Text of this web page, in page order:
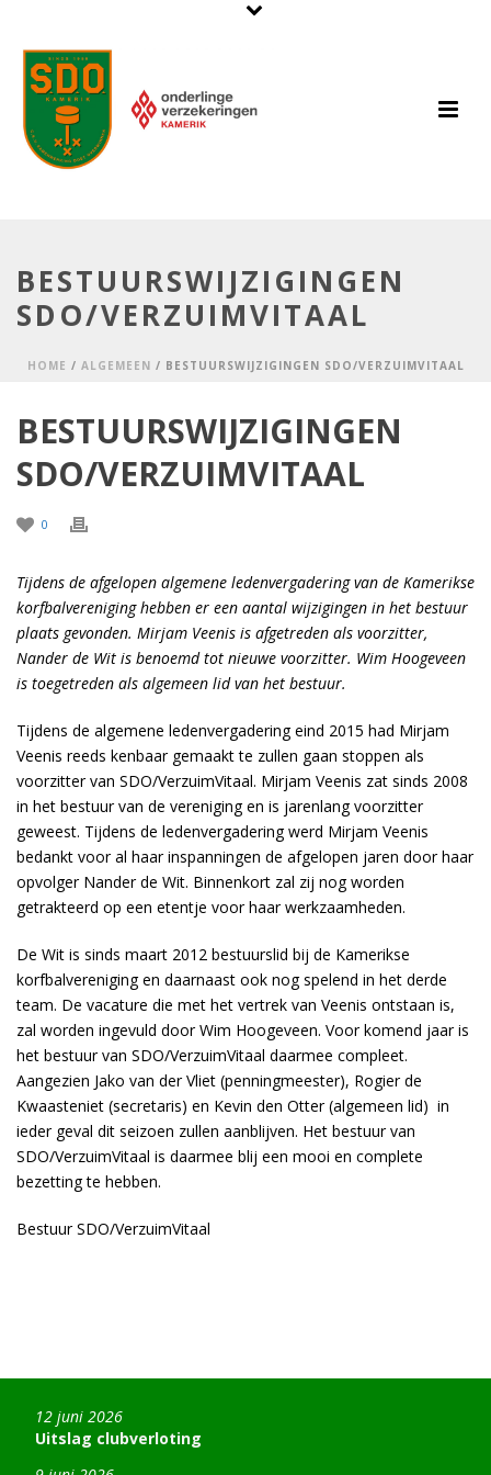
BESTUURSWIJZIGINGEN
SDO/VERZUIMVITAAL
HOME / ALGEMEEN / BESTUURSWIJZIGINGEN SDO/VERZUIMVITAAL
BESTUURSWIJZIGINGEN
SDO/VERZUIMVITAAL
0
Tijdens de afgelopen algemene ledenvergadering van de Kamerikse
korfbalvereniging hebben er een aantal wijzigingen in het bestuur
plaats gevonden. Mirjam Veenis is afgetreden als voorzitter,
Nander de Wit is benoemd tot nieuwe voorzitter. Wim Hoogeveen
is toegetreden als algemeen lid van het bestuur.
Tijdens de algemene ledenvergadering eind 2015 had Mirjam
Veenis reeds kenbaar gemaakt te zullen gaan stoppen als
voorzitter van SDO/VerzuimVitaal. Mirjam Veenis zat sinds 2008
in het bestuur van de vereniging en is jarenlang voorzitter
geweest. Tijdens de ledenvergadering werd Mirjam Veenis
bedankt voor al haar inspanningen de afgelopen jaren door haar
opvolger Nander de Wit. Binnenkort zal zij nog worden
getrakteerd op een etentje voor haar werkzaamheden.
De Wit is sinds maart 2012 bestuurslid bij de Kamerikse
korfbalvereniging en daarnaast ook nog spelend in het derde
team. De vacature die met het vertrek van Veenis ontstaan is,
zal worden ingevuld door Wim Hoogeveen. Voor komend jaar is
het bestuur van SDO/VerzuimVitaal daarmee compleet.
Aangezien Jako van der Vliet (penningmeester), Rogier de
Kwaasteniet (secretaris) en Kevin den Otter (algemeen lid) in
ieder geval dit seizoen zullen aanblijven. Het bestuur van
SDO/VerzuimVitaal is daarmee blij een mooi en complete
bezetting te hebben.
Bestuur SDO/VerzuimVitaal
Uitslag clubverloting
12 juni 2026